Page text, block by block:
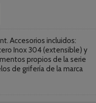
Accesorios incluidos:
Inox 304 (extensible) y
propios de la serie
de grifería de la marca